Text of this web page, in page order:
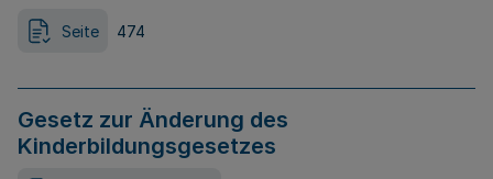
Seite 474
Gesetz zur Änderung des
Kinderbildungsgesetzes